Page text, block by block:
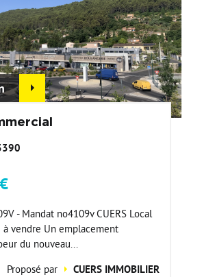
- Mandat no4109v CUERS Local
à vendre Un emplacement
du nouveau...
Proposé par
CUERS IMMOBILIER